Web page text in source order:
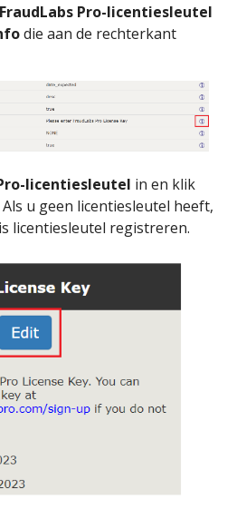
FraudLabs Pro-licentiesleutel
die aan de rechterkant
licentiesleutel in en klik
Als u geen licentiesleutel heeft,
licentiesleutel registreren.